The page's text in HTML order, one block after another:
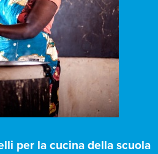
per la cucina della scuola